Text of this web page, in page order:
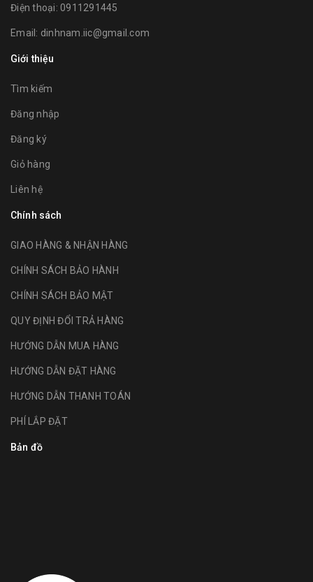
Điện thoại: 0911291445
Email: dinhnam.iic@gmail.com
Giới thiệu
Tìm kiếm
Đăng nhập
Đăng ký
Giỏ hàng
Liên hệ
Chính sách
GIAO HÀNG & NHẬN HÀNG
CHÍNH SÁCH BẢO HÀNH
CHÍNH SÁCH BẢO MẬT
QUY ĐỊNH ĐỔI TRẢ HÀNG
HƯỚNG DẪN MUA HÀNG
HƯỚNG DẪN ĐẶT HÀNG
HƯỚNG DẪN THANH TOÁN
PHÍ LẮP ĐẶT
Bản đồ